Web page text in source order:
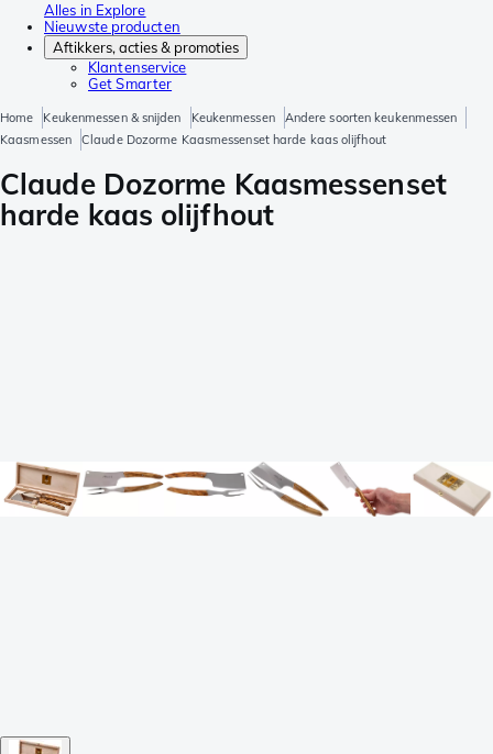
Alles in Explore
Nieuwste producten
Aftikkers, acties & promoties
Klantenservice
Get Smarter
Home Keukenmessen & snijden Keukenmessen
Andere soorten keukenmessen
Kaasmessen
Claude Dozorme Kaasmessenset harde kaas olijfhout
Claude Dozorme Kaasmessenset
harde kaas olijfhout